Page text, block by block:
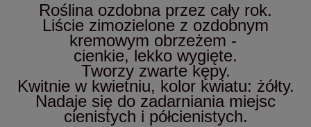
Roślina ozdobna przez cały rok.
Liście zimozielone z ozdobnym
kremowym obrzeżem -
cienkie, lekko wygięte.
Tworzy zwarte kępy.
Kwitnie w kwietniu, kolor kwiatu: żółty.
Nadaje się do zadarniania miejsc
cienistych i półcienistych.